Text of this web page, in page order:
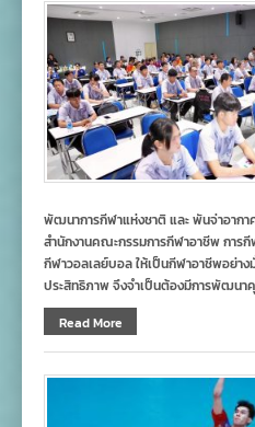
พัฒนาการกีฬาแห่งชาติ และ พันจ่าอากา
สำนักงานคณะกรรมการกีฬาอาชีพ การ
กีฬาวอลเลย์บอล ให้เป็นกีฬาอาชีพอย่า
ประสิทธิภาพ จึงจำเป็นต้องมีการพัฒน
Read More